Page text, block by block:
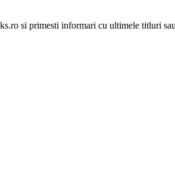
si primesti informari cu ultimele titluri